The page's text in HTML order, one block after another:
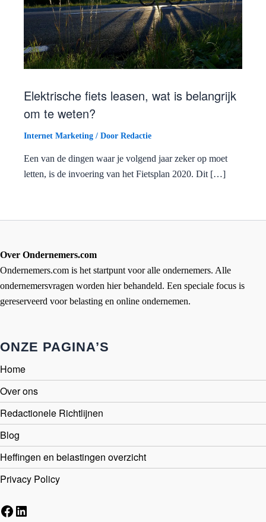
Elektrische fiets leasen, wat is belangrijk
om te weten?
Internet Marketing / Door Redactie
Een van de dingen waar je volgend jaar zeker op moet
letten, is de invoering van het Fietsplan 2020. Dit […]
Over Ondernemers.com
Ondernemers.com is het startpunt voor alle ondernemers. Alle
ondernemersvragen worden hier behandeld. Een speciale focus is
gereserveerd voor belasting en online ondernemen.
ONZE PAGINA’S
Home
Over ons
Redactionele Richtlijnen
Blog
Heffingen en belastingen overzicht
Privacy Policy
Facebook
LinkedIn